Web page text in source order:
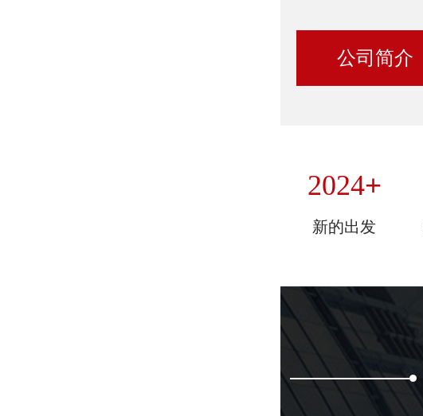
公司简介
2024+
新的出发